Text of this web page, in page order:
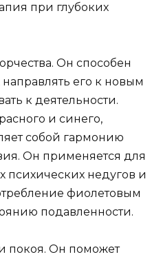
при глубоких
Он способен
его к новым
к деятельности.
и синего,
собой гармонию
Он применяется для
психических недугов и
фиолетовым
подавленности.
покоя. Он поможет